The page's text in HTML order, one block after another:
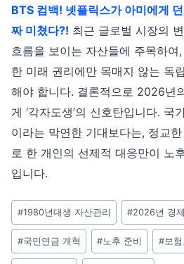
BTS 컴백! 넷플릭스가 아미에게
짜 미쳤다?! 최근 글로벌 시장의
흐름을 보이는 자산들에 주목하여
한 미래 권리에만 목매지 않는 독
해야 합니다. 결론적으로 2026년
게 ‘각자도생’의 신호탄입니다. 국
이라는 막연한 기대보다는, 정교
로 한 개인의 선제적 대응만이 노
입니다.
Post
Tags:
#1980년대생 자산관리 #2026년 경제
#국민연금 개혁 #노후 준비 #보